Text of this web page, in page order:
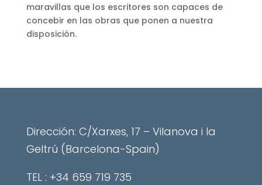
maravillas que los escritores son capaces de
concebir en las obras que ponen a nuestra
disposición.
Dirección: C/Xarxes, 17 – Vilanova i la
Geltrú (Barcelona-Spain)
​TEL : +34 659 719 735